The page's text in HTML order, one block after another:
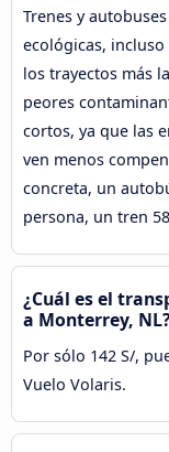
Trenes y
ecológicas,
los trayectos más
peores
cortos, ya que las
ven menos
concreta, un
persona, un tren
¿Cuál es el
a Monterrey,
Por sólo 142 S/,
Vuelo Volaris.